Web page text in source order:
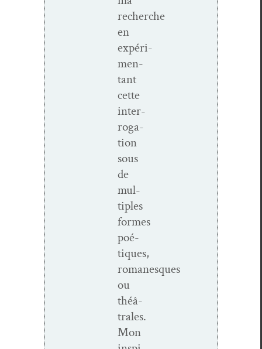
recherche
en
expéri­
men­
tant
cette
inter­
ro­ga­
tion
sous
de
mul­
ti­ples
formes
poé­
tiques,
romanesques
ou
théâ­
trales.
Mon